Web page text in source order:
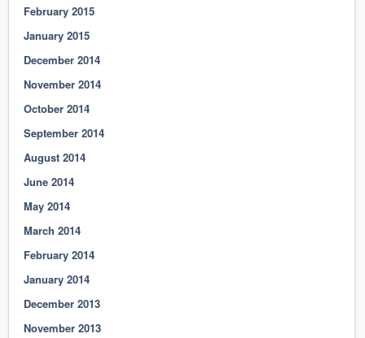
February 2015
January 2015
December 2014
November 2014
October 2014
September 2014
August 2014
June 2014
May 2014
March 2014
February 2014
January 2014
December 2013
November 2013